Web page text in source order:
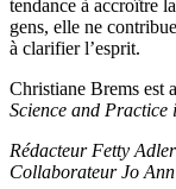
tendance à accroître
gens, elle ne
à clarifier l’esprit.
Christiane Brems est
Science and Practice
Rédacteur Fetty Adler
Collaborateur Jo Ann